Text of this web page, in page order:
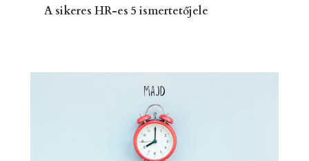
A sikeres HR-es 5 ismertetőjele